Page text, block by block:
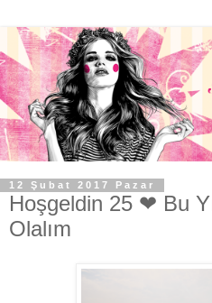
12 Şubat 2017 Pazar
Hoşgeldin 25 ❤ Bu
Olalım